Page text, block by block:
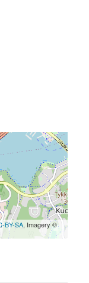
BY-SA, Imagery ©